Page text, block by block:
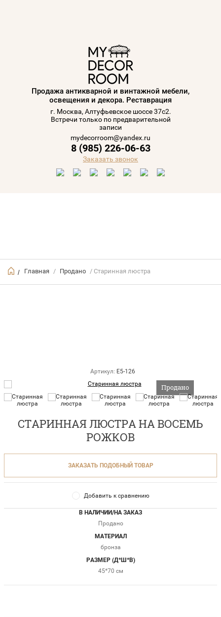
Продажа антикварной и винтажной мебели,
освещения и декора. Реставрация
г. Москва, Алтуфьевское шоссе 37с2.
Встречи только по предварительной
записи
mydecorroom@yandex.ru
8 (985) 226-06-63
Заказать звонок
/ Главная / Продано / Старинная люстра
Артикул: E5-126
Продано
СТАРИННАЯ ЛЮСТРА НА ВОСЕМЬ
РОЖКОВ
ЗАКАЗАТЬ ПОДОБНЫЙ ТОВАР
Добавить к сравнению
В НАЛИЧИИ/НА ЗАКАЗ
Продано
МАТЕРИАЛ
бронза
РАЗМЕР (Д*Ш*В)
45*70 см